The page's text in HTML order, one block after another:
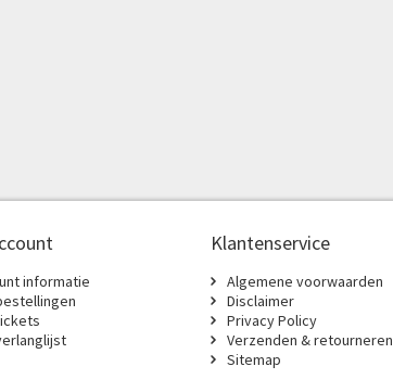
informatie
Klantenservice
Algemene voorwaarden
Disclaimer
Privacy Policy
Verzenden & retourneren
Sitemap